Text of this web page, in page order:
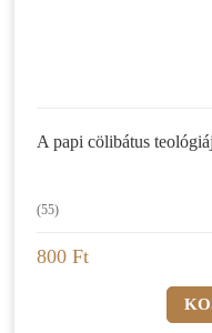
A papi cölibátus
(55)
800 Ft